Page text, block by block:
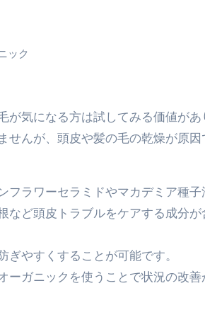
ータと前兆現象を徹底解説【2026】
科目・仕訳・申告書記載方法
ブログSNS共通
めの方法 #投資詐欺 #詐欺 #弁護士 #
ック
が気になる方は試してみる価値があ
んが、頭皮や髪の毛の乾燥が原
フラワーセラミドやマカデミア種
ど頭皮トラブルをケアする成分が
やすくすることが可能です。
ーガニックを使うことで状況の改善